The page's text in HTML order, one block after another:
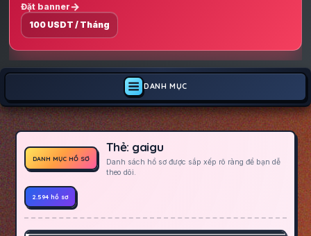
Đặt banner
100 USDT / Tháng
DANH MỤC
DANH MỤC HỒ SƠ
Thẻ: gaigu
Danh sách hồ sơ được sắp xếp rõ ràng để bạn dễ
theo dõi.
2.594 hồ sơ
QUẬN 8 SÀI GÒN